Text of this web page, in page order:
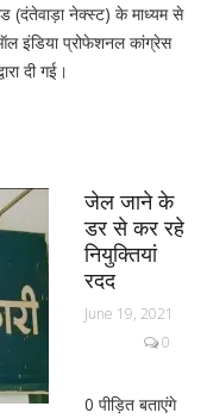
(दंतेवाड़ा नेक्स्ट) के माध्यम से
ऑल इंडिया प्रोफेशनल कांग्रेस
दी गई।
जेल जाने के
डर से कर रहे
नियुक्तियां
रदद
June 19, 2021
0
0 पीड़ित बताएंगे